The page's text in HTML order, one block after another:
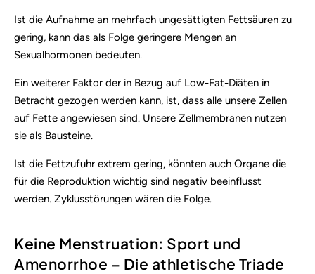
Ist die Aufnahme an mehrfach ungesättigten Fettsäuren zu
gering, kann das als Folge geringere Mengen an
Sexualhormonen bedeuten.
Ein weiterer Faktor der in Bezug auf Low-Fat-Diäten in
Betracht gezogen werden kann, ist, dass alle unsere Zellen
auf Fette angewiesen sind. Unsere Zellmembranen nutzen
sie als Bausteine.
Ist die Fettzufuhr extrem gering, könnten auch Organe die
für die Reproduktion wichtig sind negativ beeinflusst
werden. Zyklusstörungen wären die Folge.
Keine Menstruation: Sport und
Amenorrhoe – Die athletische Triade